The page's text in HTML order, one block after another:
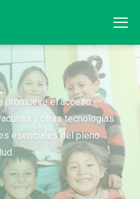
promueve el acceso
y otras tecnologías
esenciales del pleno